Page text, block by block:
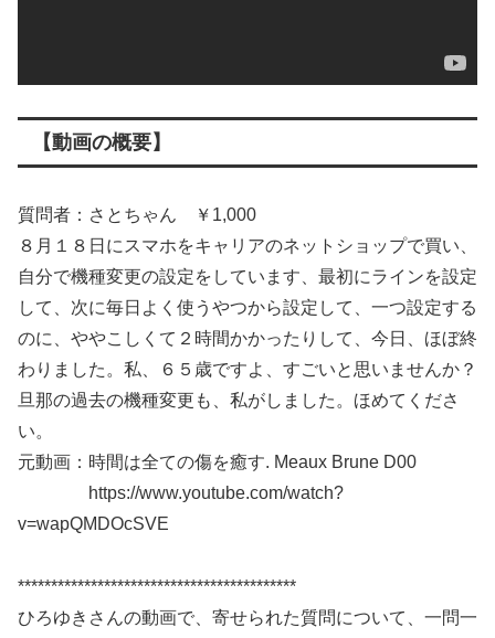
【動画の概要】
質問者：さとちゃん ￥1,000
８月１８日にスマホをキャリアのネットショップで買い、
自分で機種変更の設定をしています、最初にラインを設定
して、次に毎日よく使うやつから設定して、一つ設定する
のに、ややこしくて２時間かかったりして、今日、ほぼ終
わりました。私、６５歳ですよ、すごいと思いませんか？
旦那の過去の機種変更も、私がしました。ほめてくださ
い。
元動画：時間は全ての傷を癒す. Meaux Brune D00
https://www.youtube.com/watch?
v=wapQMDOcSVE
******************************************
ひろゆきさんの動画で、寄せられた質問について、一問一